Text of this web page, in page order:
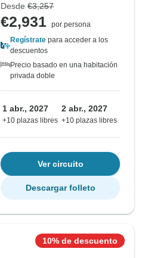
Desde €3,257
€2,931 por persona
Regístrate para acceder a los
descuentos
Precio basado en una habitación
privada doble
1 abr., 2027
+10 plazas libres
2 abr., 2027
+10 plazas libres
Ver circuito
Descargar folleto
10% de descuento